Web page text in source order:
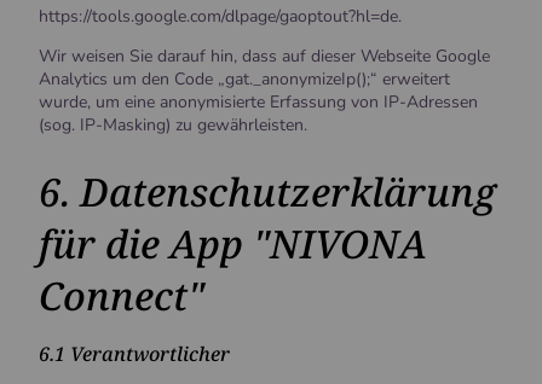
https://tools.google.com/dlpage/gaoptout?hl=de.
Wir weisen Sie darauf hin, dass auf dieser Webseite Google
Analytics um den Code „gat._anonymizeIp();“ erweitert
wurde, um eine anonymisierte Erfassung von IP-Adressen
(sog. IP-Masking) zu gewährleisten.
6. Datenschutzerklärung
für die App "NIVONA
Connect"
6.1 Verantwortlicher